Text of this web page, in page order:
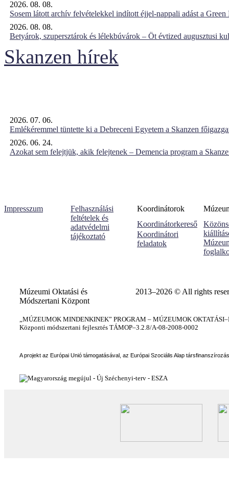
2026. 08. 08.
Sosem látott archív felvételekkel indított éjjel-nappali adást a Green
2026. 08. 08.
Betyárok, szupersztárok és lélekbúvárok – Öt évtized augusztusi
Skanzen hírek
2026. 07. 06.
Emlékéremmel tüntette ki a Debreceni Egyetem a Skanzen
2026. 06. 24.
Azokat sem felejtjük, akik felejtenek – Demencia program a
Impresszum
Felhasználási
feltételek és
adatvédelmi
tájékoztató
Koordinátorok
Koordinátorkereső
Koordinátori
feladatok
Múzeumi Oktatási és
Módszertani Központ
2013–2026 © All rights
„MÚZEUMOK MINDENKINEK” PROGRAM – MÚZEUMOK
Központi módszertani fejlesztés TÁMOP–3.2.8/A-08-2008-0002
A projekt az Európai Unió támogatásával, az Európai Szociális Alap